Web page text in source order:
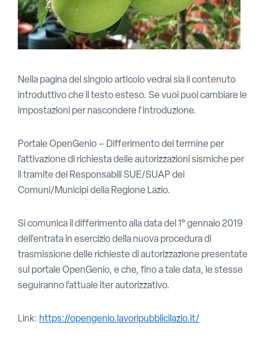
Nella pagina del singolo articolo vedrai sia il contenuto
introduttivo che il testo esteso. Se vuoi puoi cambiare le
impostazioni per nascondere l’introduzione.
Portale OpenGenio – Differimento del termine per
l’attivazione di richiesta delle autorizzazioni sismiche per
il tramite dei Responsabili SUE/SUAP dei
Comuni/Municipi della Regione Lazio.
Si comunica il differimento alla data del 1° gennaio 2019
dell’entrata in esercizio della nuova procedura di
trasmissione delle richieste di autorizzazione presentate
sul portale OpenGenio, e che, fino a tale data, le stesse
seguiranno l’attuale iter autorizzativo.
Link: https://opengenio.lavoripubblicilazio.it/